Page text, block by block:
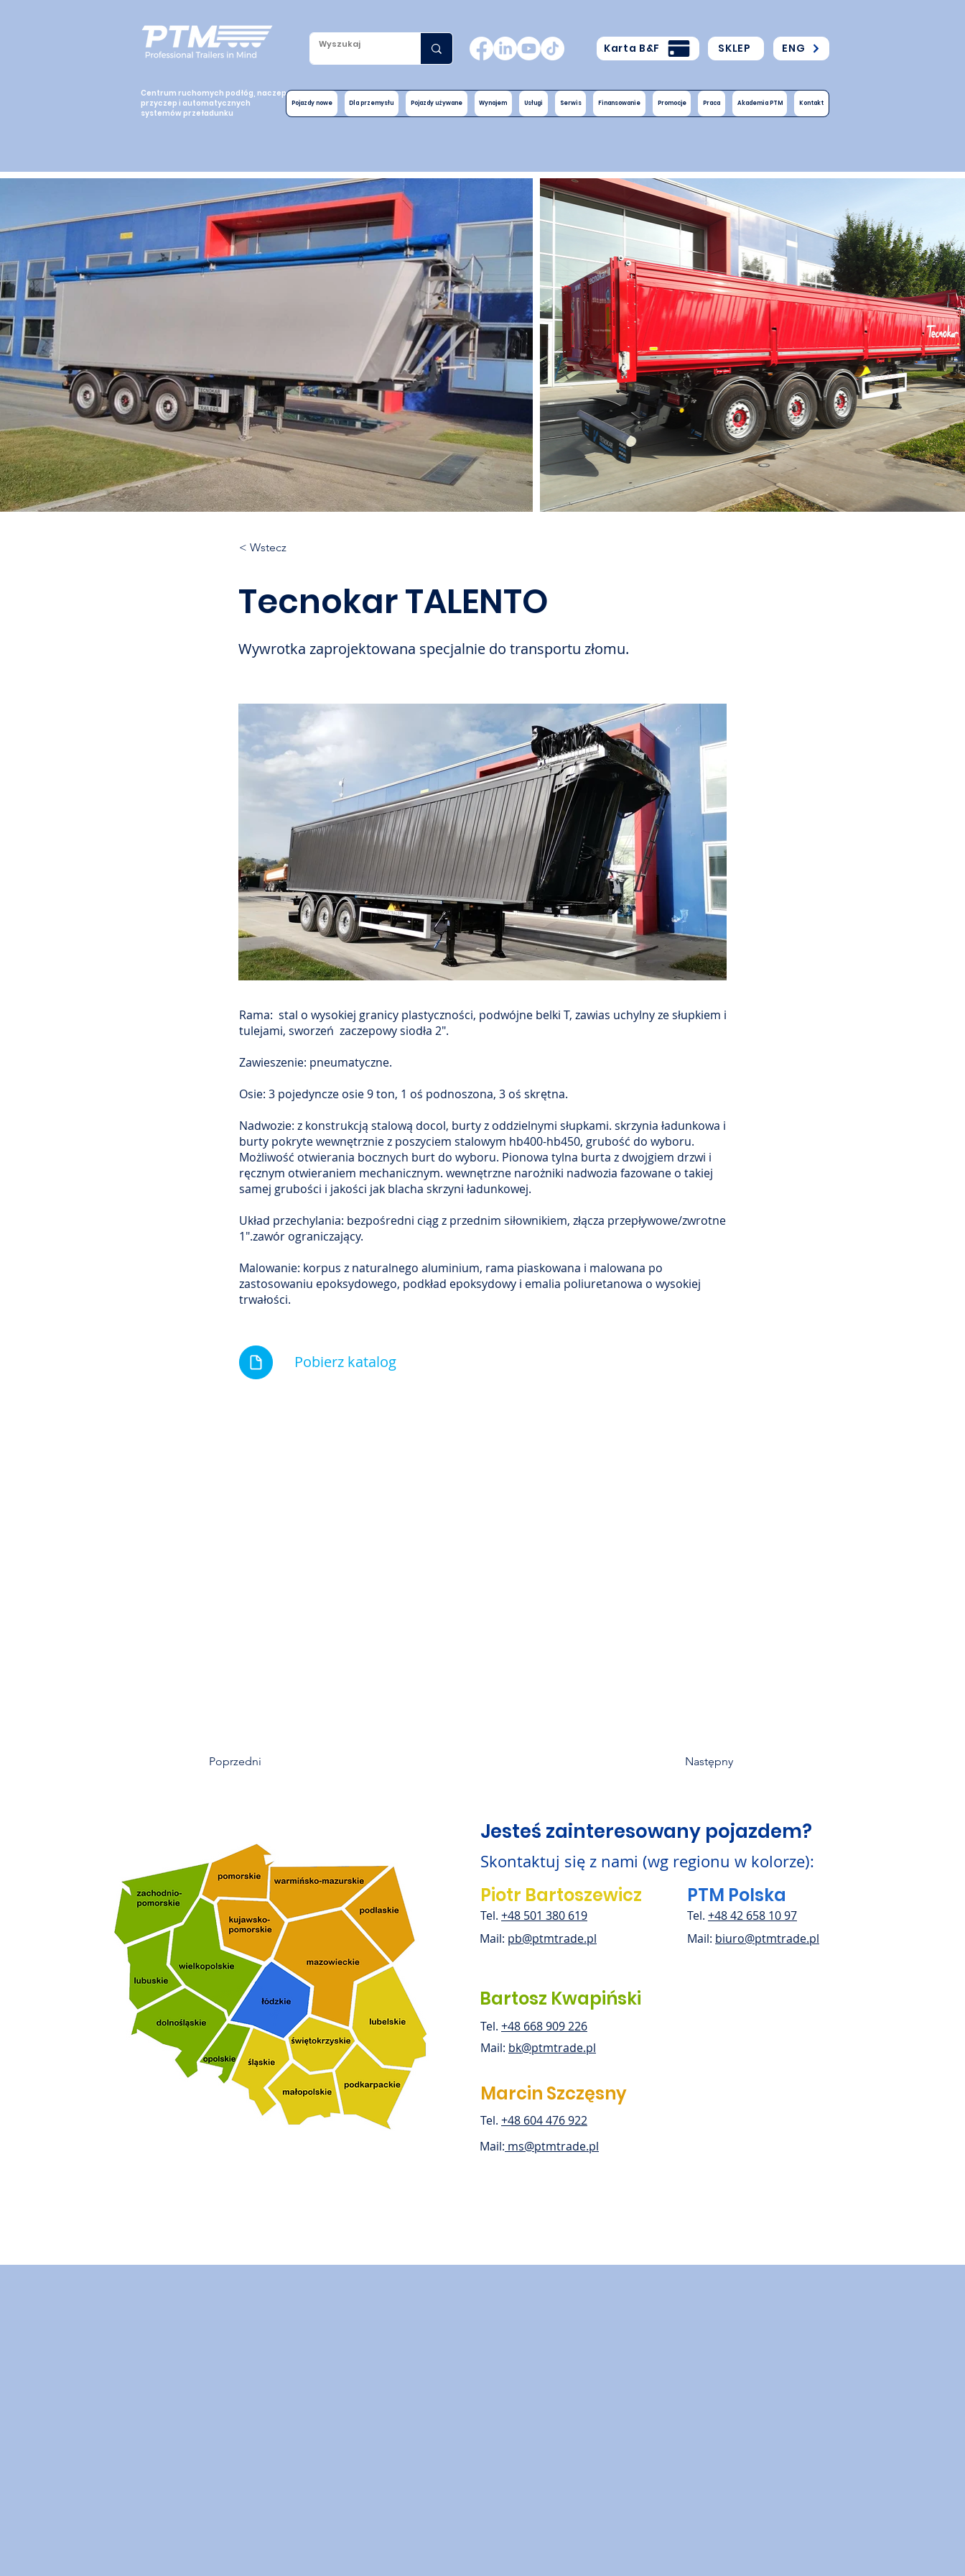
SKLEP ENG
Karta B&F
Centrum ruchomych podłóg, naczep,
przyczep i automatycznych
systemów przeładunku
Pojazdy nowe Dla przemysłu Pojazdy używane Wynajem Usługi Serwis Finansowanie Promocje Praca Akademia PTM Kontakt
< Wstecz
Tecnokar TALENTO
Wywrotka zaprojektowana specjalnie do transportu złomu.
Rama: stal o wysokiej granicy plastyczności, podwójne belki T, zawias uchylny ze słupkiem i
tulejami, sworzeń zaczepowy siodła 2".
Zawieszenie: pneumatyczne.
Osie: 3 pojedyncze osie 9 ton, 1 oś podnoszona, 3 oś skrętna.
Nadwozie: z konstrukcją stalową docol, burty z oddzielnymi słupkami. skrzynia ładunkowa i
burty pokryte wewnętrznie z poszyciem stalowym hb400-hb450, grubość do wyboru.
Możliwość otwierania bocznych burt do wyboru. Pionowa tylna burta z dwojgiem drzwi i
ręcznym otwieraniem mechanicznym. wewnętrzne narożniki nadwozia fazowane o takiej
samej grubości i jakości jak blacha skrzyni ładunkowej.
Układ przechylania: bezpośredni ciąg z przednim siłownikiem, złącza przepływowe/zwrotne
1".zawór ograniczający.
Malowanie: korpus z naturalnego aluminium, rama piaskowana i malowana po
zastosowaniu epoksydowego, podkład epoksydowy i emalia poliuretanowa o wysokiej
trwałości.
Pobierz katalog
Poprzedni Następny
Jesteś zainteresowany pojazdem?
Skontaktuj się z nami (wg regionu w kolorze):
Piotr Bartoszewicz
Tel. +48 501 380 619
Mail: pb@ptmtrade.pl
PTM Polska
Tel. +48 42 658 10 97
Mail: biuro@ptmtrade.pl
Bartosz Kwapiński
Tel. +48 668 909 226
Mail: bk@ptmtrade.pl
Marcin Szczęsny
Tel. +48 604 476 922
Mail: ms@ptmtrade.pl